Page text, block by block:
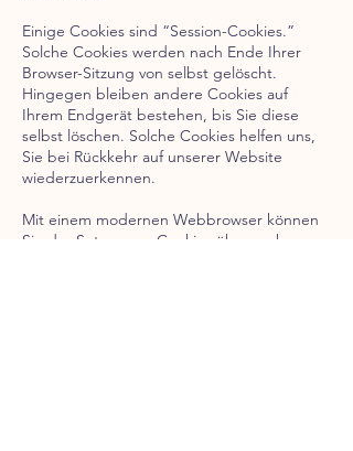
Einige Cookies sind “Session-Cookies.”
Solche Cookies werden nach Ende Ihrer
Browser-Sitzung von selbst gelöscht.
Hingegen bleiben andere Cookies auf
Ihrem Endgerät bestehen, bis Sie diese
selbst löschen. Solche Cookies helfen uns,
Sie bei Rückkehr auf unserer Website
wiederzuerkennen.
Mit einem modernen Webbrowser können
Sie das Setzen von Cookies überwachen,